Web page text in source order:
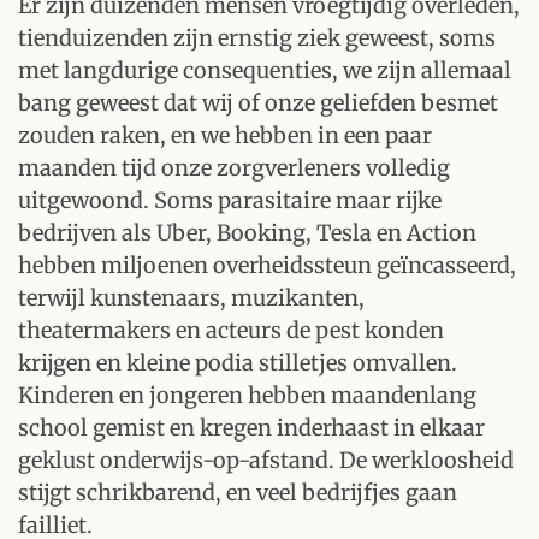
tienduizenden zijn ernstig ziek geweest, soms
met langdurige consequenties, we zijn allemaal
bang geweest dat wij of onze geliefden besmet
zouden raken, en we hebben in een paar
maanden tijd onze zorgverleners volledig
uitgewoond. Soms parasitaire maar rijke
bedrijven als Uber, Booking, Tesla en Action
hebben miljoenen overheidssteun geïncasseerd,
terwijl kunstenaars, muzikanten,
theatermakers en acteurs de pest konden
krijgen en kleine podia stilletjes omvallen.
Kinderen en jongeren hebben maandenlang
school gemist en kregen inderhaast in elkaar
geklust onderwijs-op-afstand. De werkloosheid
stijgt schrikbarend, en veel bedrijfjes gaan
failliet.